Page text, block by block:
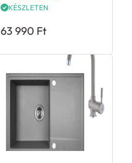
KÉSZLETEN
63 990 Ft